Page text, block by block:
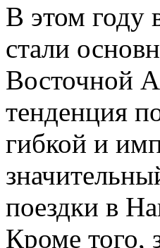
В этом году
стали
Восточной
тенденция
гибкой и
поездки в
Кроме того,